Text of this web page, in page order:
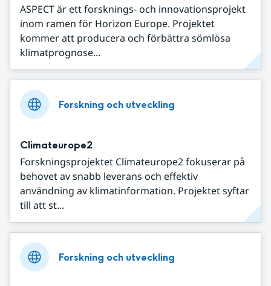
ASPECT är ett forsknings- och innovationsprojekt
inom ramen för Horizon Europe. Projektet
kommer att producera och förbättra sömlösa
klimatprognose...
Forskning och utveckling
Climateurope2
Forskningsprojektet Climateurope2 fokuserar på
behovet av snabb leverans och effektiv
användning av klimatinformation. Projektet syftar
till att st...
Forskning och utveckling